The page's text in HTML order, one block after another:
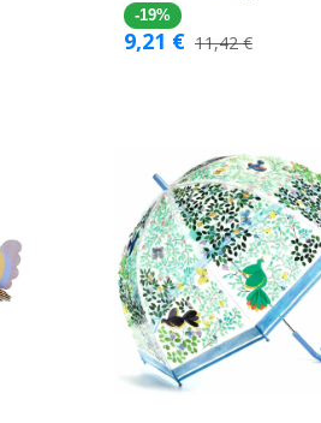
-19%
9,21 € 11,42€